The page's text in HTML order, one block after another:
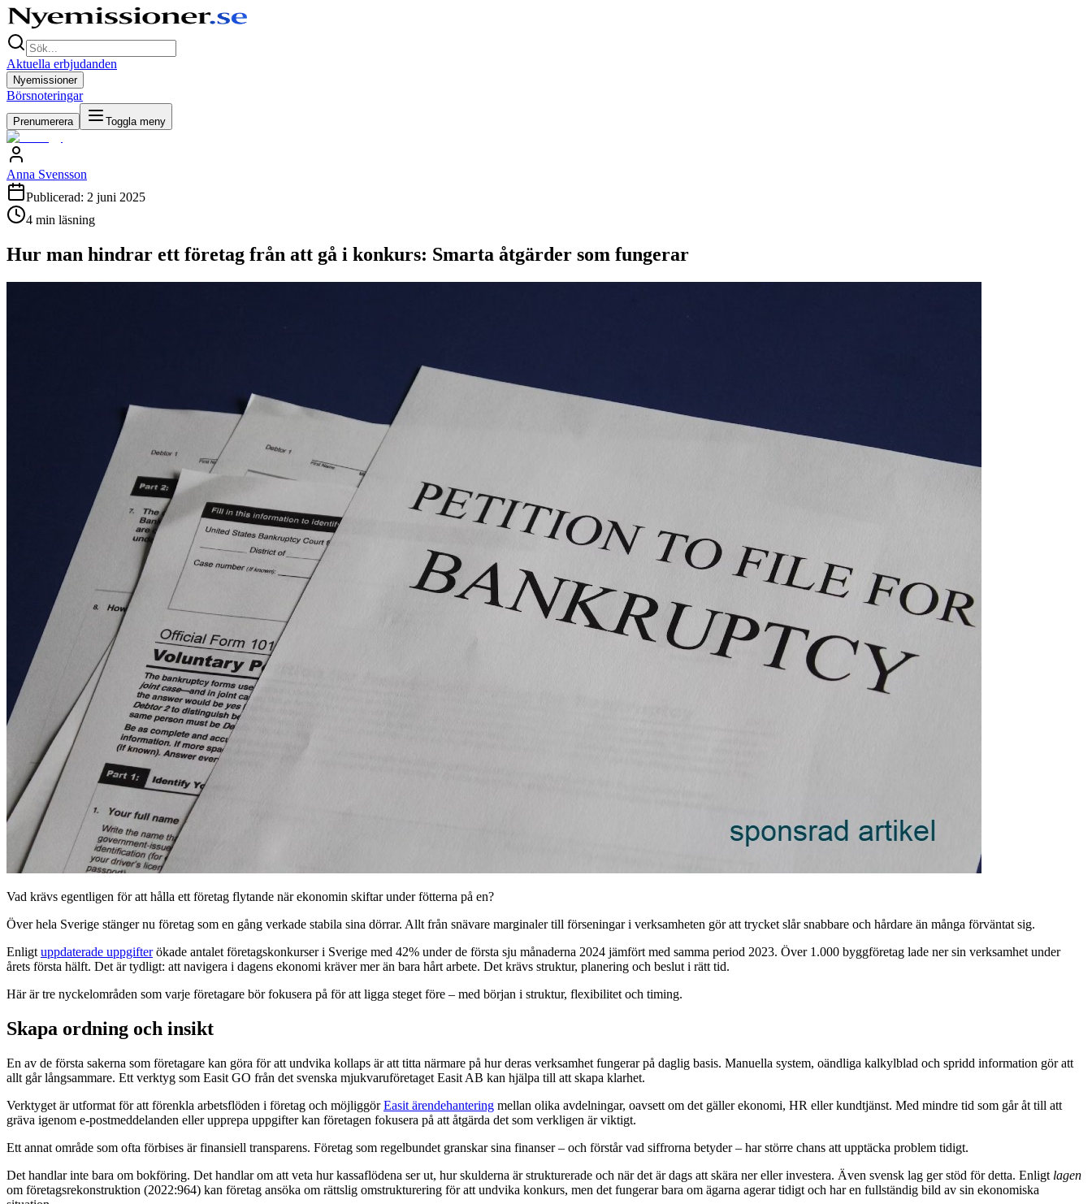
Aktuella erbjudanden
Nyemissioner
Börsnoteringar
Prenumerera Toggla meny
Anna Svensson
Publicerad: 2 juni 2025
4 min läsning
Hur man hindrar ett företag från att gå i konkurs: Smarta åtgärder som fungerar
Vad krävs egentligen för att hålla ett företag flytande när ekonomin skiftar under fötterna på en?
Över hela Sverige stänger nu företag som en gång verkade stabila sina dörrar. Allt från snävare marginaler till förseningar i verksamheten gör att trycket slår snabbare och hårdare än många förväntat sig.
Enligt uppdaterade uppgifterökade antalet företagskonkurser i Sverige med 42% under de första sju månaderna 2024 jämfört med samma period 2023. Över 1.000 byggföretag lade ner sin verksamhet under
årets första hälft. Det är tydligt: att navigera i dagens ekonomi kräver mer än bara hårt arbete. Det krävs struktur, planering och beslut i rätt tid.
Här är tre nyckelområden som varje företagare bör fokusera på för att ligga steget före – med början i struktur, flexibilitet och timing.
Skapa ordning och insikt
En av de första sakerna som företagare kan göra för att undvika kollaps är att titta närmare på hur deras verksamhet fungerar på daglig basis. Manuella system, oändliga kalkylblad och spridd information gör att
allt går långsammare. Ett verktyg som Easit GO från det svenska mjukvaruföretaget Easit AB kan hjälpa till att skapa klarhet.
Verktyget är utformat för att förenkla arbetsflöden i företag och möjliggörEasit ärendehantering mellan olika avdelningar, oavsett om det gäller ekonomi, HR eller kundtjänst. Med mindre tid som går åt till att
gräva igenom e-postmeddelanden eller upprepa uppgifter kan företagen fokusera på att åtgärda det som verkligen är viktigt.
Ett annat område som ofta förbises är finansiell transparens. Företag som regelbundet granskar sina finanser – och förstår vad siffrorna betyder – har större chans att upptäcka problem tidigt.
Det handlar inte bara om bokföring. Det handlar om att veta hur kassaflödena ser ut, hur skulderna är strukturerade och när det är dags att skära ner eller investera. Även svensk lag ger stöd för detta. Enligt lagen
om företagsrekonstruktion (2022:964) kan företag ansöka om rättslig omstrukturering för att undvika konkurs, men det fungerar bara om ägarna agerar tidigt och har en fullständig bild av sin ekonomiska